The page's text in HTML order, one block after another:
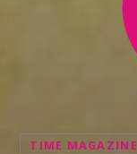
TIME MAGAZINE